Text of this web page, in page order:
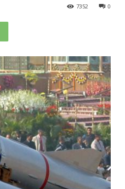
0
7352